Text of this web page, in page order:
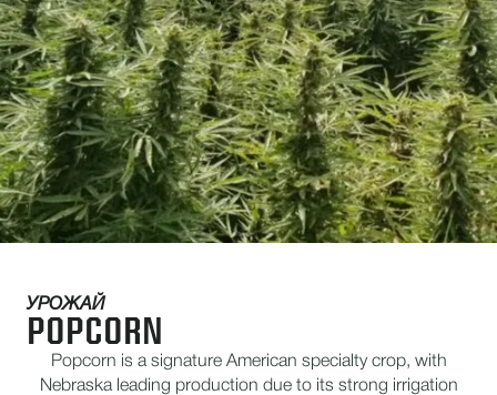
УРОЖАЙ
POPCORN
Popcorn is a signature American specialty crop, with
Nebraska leading production due to its strong irrigation